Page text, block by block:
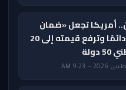
أمريكا تجعل «ضمان
تأشيرة الزيارة» دائمًا وترفع قيمته إلى 20